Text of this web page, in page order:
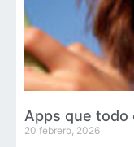
Apps que todo
20 febrero, 2026